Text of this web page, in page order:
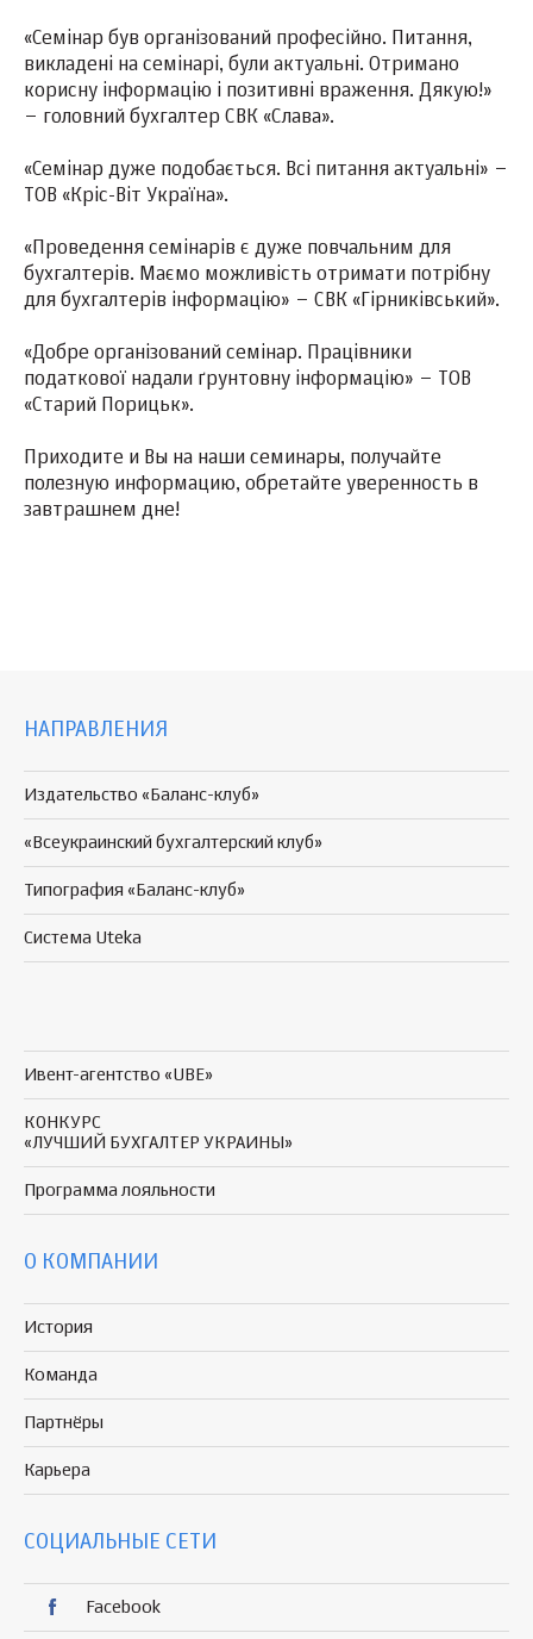
«Семінар був організований професійно. Питання,
викладені на семінарі, були актуальні. Отримано
корисну інформацію і позитивні враження. Дякую!»
– головний бухгалтер СВК «Слава».
«Семінар дуже подобається. Всі питання актуальні» –
ТОВ «Кріс-Віт Україна».
«Проведення семінарів є дуже повчальним для
бухгалтерів. Маємо можливість отримати потрібну
для бухгалтерів інформацію» – СВК «Гірниківський».
«Добре організований семінар. Працівники
податкової надали ґрунтовну інформацію» – ТОВ
«Старий Порицьк».
Приходите и Вы на наши семинары, получайте
полезную информацию, обретайте уверенность в
завтрашнем дне!
НАПРАВЛЕНИЯ
Издательство «Баланс-клуб»
«Всеукраинский бухгалтерский клуб»
Типография «Баланс-клуб»
Система Uteka
Ивент-агентство «UBE»
КОНКУРС
«ЛУЧШИЙ БУХГАЛТЕР УКРАИНЫ»
Программа лояльности
О КОМПАНИИ
История
Команда
Партнёры
Карьера
СОЦИАЛЬНЫЕ СЕТИ
Facebook